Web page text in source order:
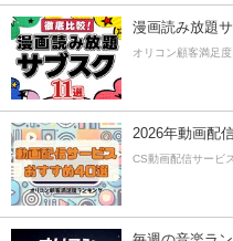
漫画読み放題
オリコン顧客満足
2026年動画配
CS動画配信サービ